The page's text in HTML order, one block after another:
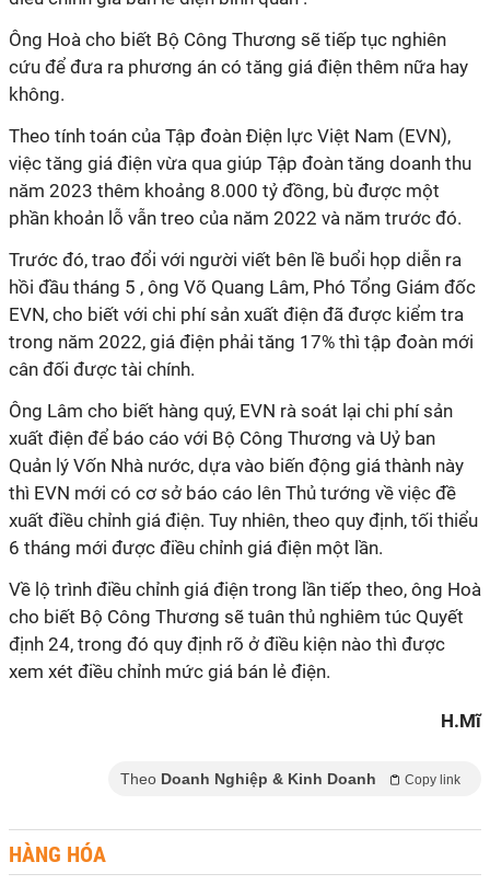
Ông Hoà cho biết Bộ Công Thương sẽ tiếp tục nghiên
cứu để đưa ra phương án có tăng giá điện thêm nữa hay
không.
Theo tính toán của Tập đoàn Điện lực Việt Nam (EVN),
việc tăng giá điện vừa qua giúp Tập đoàn tăng doanh thu
năm 2023 thêm khoảng 8.000 tỷ đồng, bù được một
phần khoản lỗ vẫn treo của năm 2022 và năm trước đó.
Trước đó, trao đổi với người viết bên lề buổi họp diễn ra
hồi đầu tháng 5 , ông Võ Quang Lâm, Phó Tổng Giám đốc
EVN, cho biết với chi phí sản xuất điện đã được kiểm tra
trong năm 2022, giá điện phải tăng 17% thì tập đoàn mới
cân đối được tài chính.
Ông Lâm cho biết hàng quý, EVN rà soát lại chi phí sản
xuất điện để báo cáo với Bộ Công Thương và Uỷ ban
Quản lý Vốn Nhà nước, dựa vào biến động giá thành này
thì EVN mới có cơ sở báo cáo lên Thủ tướng về việc đề
xuất điều chỉnh giá điện. Tuy nhiên, theo quy định, tối thiểu
6 tháng mới được điều chỉnh giá điện một lần.
Về lộ trình điều chỉnh giá điện trong lần tiếp theo, ông Hoà
cho biết Bộ Công Thương sẽ tuân thủ nghiêm túc Quyết
định 24, trong đó quy định rõ ở điều kiện nào thì được
xem xét điều chỉnh mức giá bán lẻ điện.
H.Mĩ
Theo Doanh Nghiệp & Kinh Doanh Copy link
HÀNG HÓA